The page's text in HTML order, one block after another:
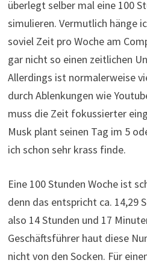
überlegt selber mal eine 100
simulieren. Vermutlich hänge
soviel Zeit pro Woche am
gar nicht so einen zeitlichen
Allerdings ist normalerweise
durch Ablenkungen wie
muss die Zeit fokussierter
Musk plant seinen Tag im 5
ich schon sehr krass finde.
Eine 100 Stunden Woche ist
denn das entspricht ca. 14,29
also 14 Stunden und 17
Geschäftsführer haut diese
nicht von den Socken. Für